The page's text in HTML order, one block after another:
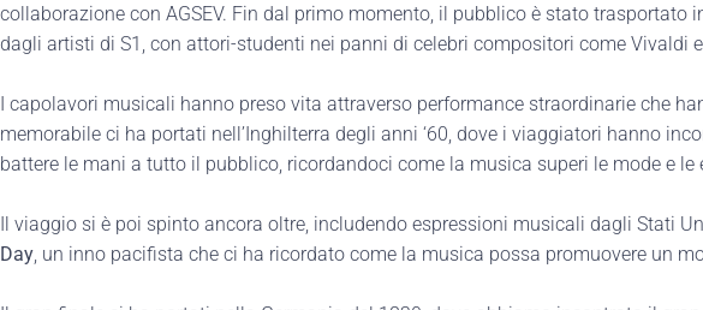
collaborazione con AGSEV. Fin dal primo momento, il pubblico è stato
dagli artisti di S1, con attori-studenti nei panni di celebri compositori come Vivaldi
I capolavori musicali hanno preso vita attraverso performance straordinarie che
memorabile ci ha portati nell’Inghilterra degli anni ‘60, dove i viaggiatori hanno
battere le mani a tutto il pubblico, ricordandoci come la musica superi le mode e le
Il viaggio si è poi spinto ancora oltre, includendo espressioni musicali dagli Stati
Day , un inno pacifista che ci ha ricordato come la musica possa promuovere un